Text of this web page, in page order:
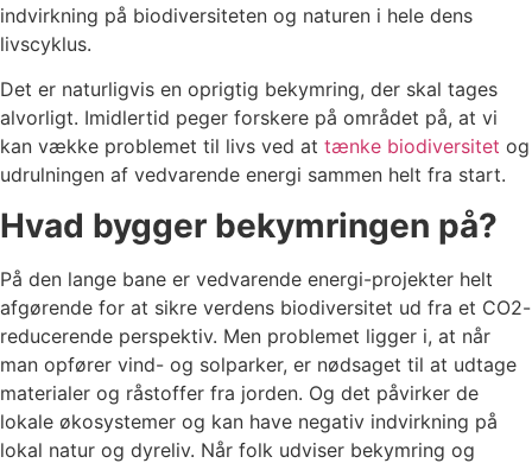
indvirkning på biodiversiteten og naturen i hele dens
livscyklus.
Det er naturligvis en oprigtig bekymring, der skal tages
alvorligt. Imidlertid peger forskere på området på, at vi
kan vække problemet til livs ved at tænke biodiversitet og
udrulningen af vedvarende energi sammen helt fra start.
Hvad bygger bekymringen på?
På den lange bane er vedvarende energi-projekter helt
afgørende for at sikre verdens biodiversitet ud fra et CO2-
reducerende perspektiv. Men problemet ligger i, at når
man opfører vind- og solparker, er nødsaget til at udtage
materialer og råstoffer fra jorden. Og det påvirker de
lokale økosystemer og kan have negativ indvirkning på
lokal natur og dyreliv. Når folk udviser bekymring og